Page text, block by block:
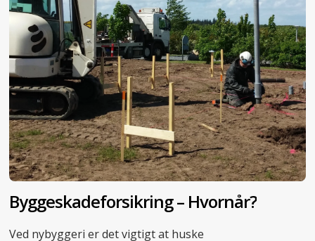
Byggeskadeforsikring – Hvornår?
Ved nybyggeri er det vigtigt at huske